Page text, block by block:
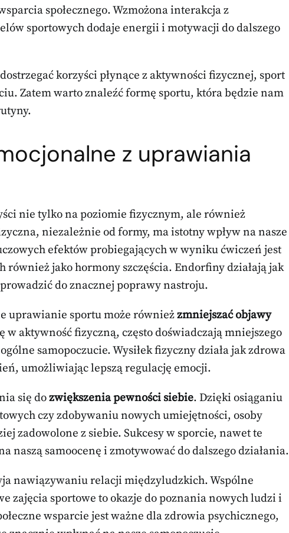
społecznego. Wzmożona interakcja z
sportowych dodaje energii i motywacji do dalszego
korzyści płynące z aktywności fizycznej, sport
Zatem warto znaleźć formę sportu, która będzie nam
z uprawiania
nie tylko na poziomie fizycznym, ale również
niezależnie od formy, ma istotny wpływ na nasze
efektów probiegających w wyniku ćwiczeń jest
również jako hormony szczęścia. Endorfiny działają jak
do znacznej poprawy nastroju.
uprawianie sportu może równieżzmniejszać objawy
w aktywność fizyczną, często doświadczają mniejszego
samopoczucie. Wysiłek fizyczny działa jak zdrowa
umożliwiając lepszą regulację emocji.
się dozwiększenia pewności siebie. Dzięki osiąganiu
czy zdobywaniu nowych umiejętności, osoby
zadowolone z siebie. Sukcesy w sporcie, nawet te
naszą samoocenę i zmotywować do dalszego działania.
nawiązywaniu relacji międzyludzkich. Wspólne
zajęcia sportowe to okazje do poznania nowych ludzi i
wsparcie jest ważne dla zdrowia psychicznego,